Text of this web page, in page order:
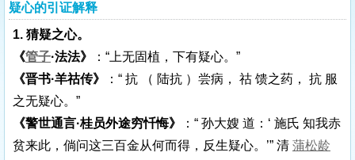
疑心的引证解释
1. 猜疑之心。
《管子·法法》
：“上无固植，下有疑心。”
《晋书·羊祜传》
：“ 抗 （ 陆抗 ）尝病， 祜 馈之药， 抗 服
之无疑心。”
《警世通言·桂员外途穷忏悔》
：“ 孙大嫂 道：‘ 施氏 知我赤
贫来此，倘问这三百金从何而得，反生疑心。’” 清 蒲松龄